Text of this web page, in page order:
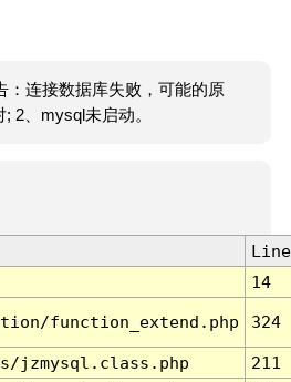
：连接数据库失败，可能的原
2、mysql未启动。
Line
14
function_extend.php 324
jzmysql.class.php
211